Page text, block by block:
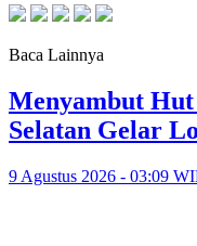
Baca Lainnya
Menyambut
Selatan Gelar
9 Agustus 2026 - 03:09